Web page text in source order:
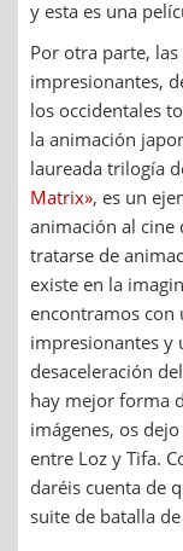
y esta es una
Por otra parte,
impresionantes,
los occidentales
la animación
laureada trilogía
Matrix», es un
animación al cine
tratarse de
existe en la
encontramos con
impresionantes y
desaceleración
hay mejor forma
imágenes, os
entre Loz y Tifa.
daréis cuenta de
suite de batalla